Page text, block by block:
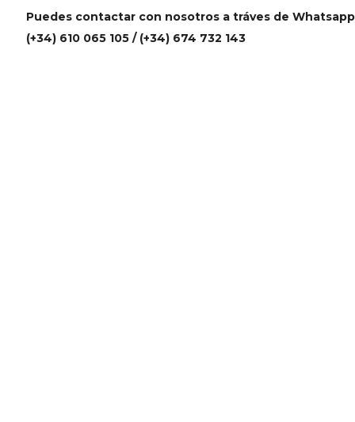
Puedes contactar con nosotros a tráves de Whatsapp
(+34) 610 065 105 / (+34) 674 732 143